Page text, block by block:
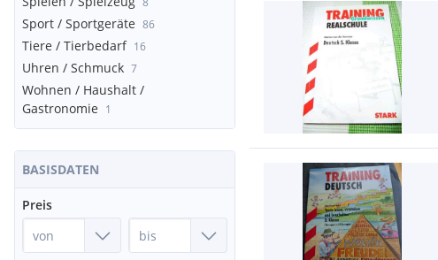
Sport / Sportgeräte 86
Tiere / Tierbedarf 16
Uhren / Schmuck 7
Wohnen / Haushalt /
Gastronomie 1
BASISDATEN
Preis